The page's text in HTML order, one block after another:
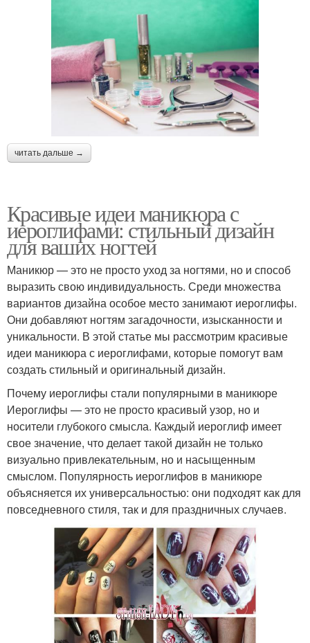
читать дальше →
Красивые идеи маникюра с
иероглифами: стильный дизайн
для ваших ногтей
Маникюр — это не просто уход за ногтями, но и способ
выразить свою индивидуальность. Среди множества
вариантов дизайна особое место занимают иероглифы.
Они добавляют ногтям загадочности, изысканности и
уникальности. В этой статье мы рассмотрим красивые
идеи маникюра с иероглифами, которые помогут вам
создать стильный и оригинальный дизайн.
Почему иероглифы стали популярными в маникюре
Иероглифы — это не просто красивый узор, но и
носители глубокого смысла. Каждый иероглиф имеет
свое значение, что делает такой дизайн не только
визуально привлекательным, но и насыщенным
смыслом. Популярность иероглифов в маникюре
объясняется их универсальностью: они подходят как для
повседневного стиля, так и для праздничных случаев.